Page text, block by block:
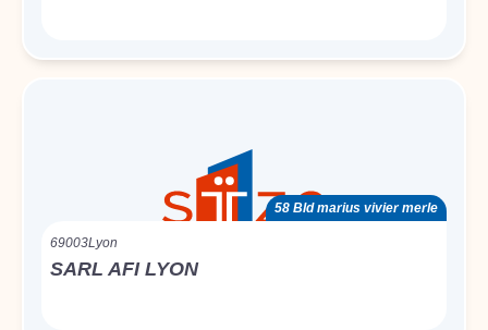
58 Bld marius vivier merle
69003Lyon
SARL AFI LYON